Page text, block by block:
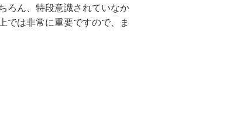
ろん、特段意識されていなか
では非常に重要ですので、ま